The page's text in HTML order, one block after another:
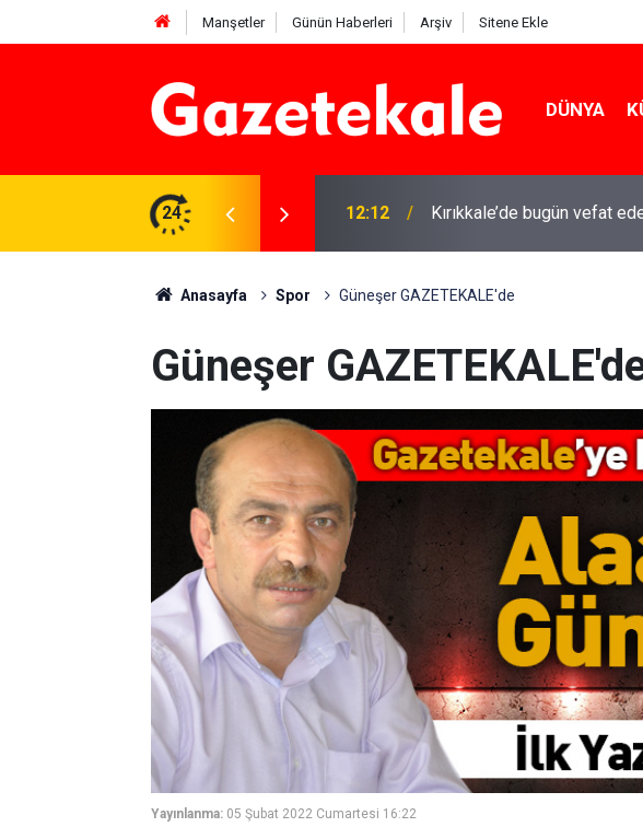
Manşetler Günün Haberleri Arşiv Sitene Ekle
DÜNYA
24
karşı denetimler artırıldı 12:12 Kırıkkale’de bugün vefat
Anasayfa Spor Güneşer GAZETEKALE'de
Güneşer
Yayınlanma: 05 Şubat 2022 Cumartesi 16:22